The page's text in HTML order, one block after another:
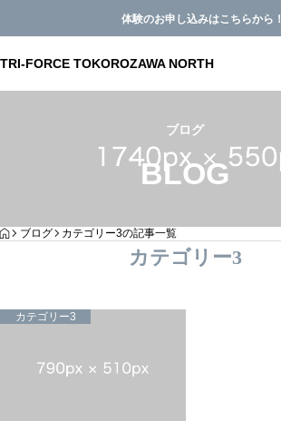
体験のお申し込みはこちらから！
TRI-FORCE TOKOROZAWA NORTH
ブログ
BLOG
HOME
ブログ カテゴリー3の記事一覧
カテゴリー3
カテゴリー3